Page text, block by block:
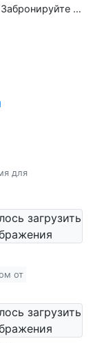
Забронируйте групповую покупку
для
от